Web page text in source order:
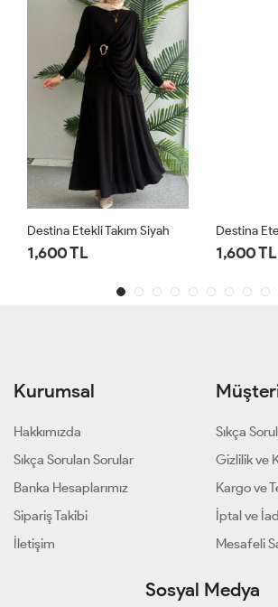
Destina Etekli Takım Siyah
1,600 TL
Destina
1,600 TL
Kurumsal
Hakkımızda
Sıkça Sorulan Sorular
Banka Hesaplarımız
Sipariş Takibi
İletişim
Sıkça
Gizlilik ve
Kargo ve
İptal ve
Mesafeli
Sosyal Medya